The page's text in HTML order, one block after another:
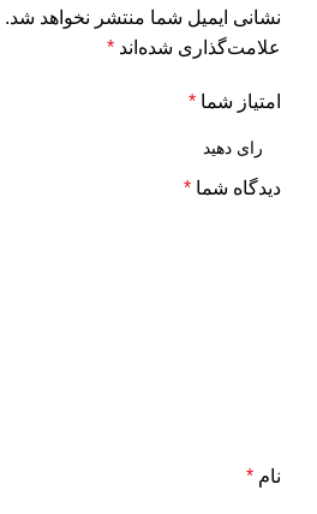
نشانی ایمیل شما منتشر نخواهد شد.
علامت‌گذاری شده‌اند *
امتیاز شما *
دیدگاه شما *
نام *